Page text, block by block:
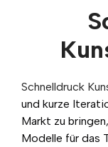
Schnelldruck
und kurze
Markt zu
Modelle für das